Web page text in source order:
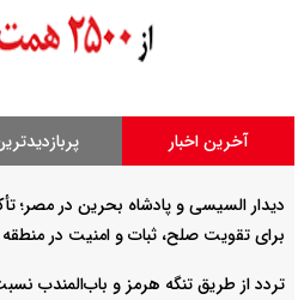
آخرین اخبار
دیدار السیسی و پادشاه بحرین در مصر؛
برای تقویت صلح، ثبات و امنیت در منطقه
تردد از طریق تنگه هرمز و باب‌المندب